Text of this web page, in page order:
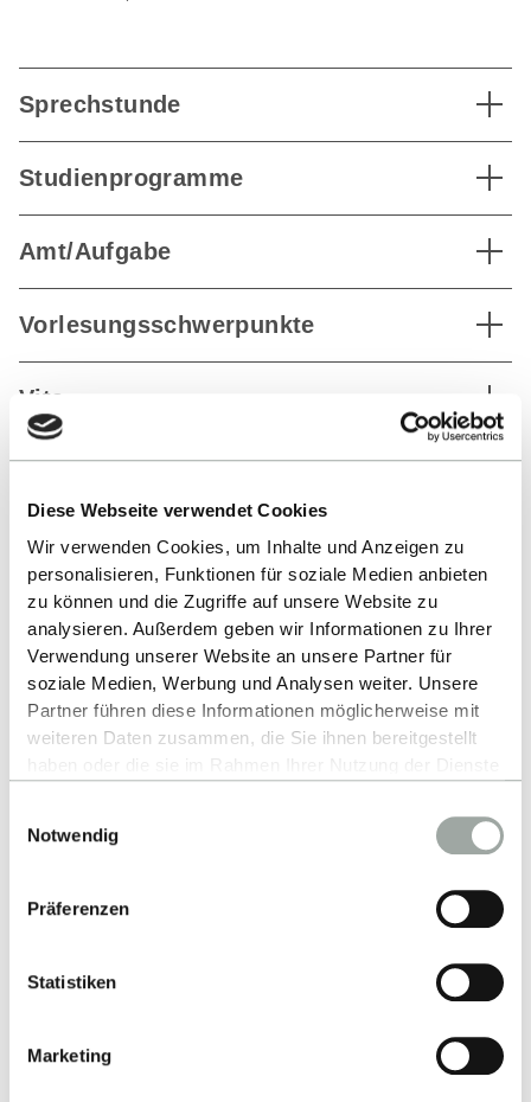
Diese Webseite verwendet Cookies
Wir verwenden Cookies, um Inhalte und Anzeigen zu
personalisieren, Funktionen für soziale Medien anbieten
zu können und die Zugriffe auf unsere Website zu
analysieren. Außerdem geben wir Informationen zu Ihrer
Verwendung unserer Website an unsere Partner für
soziale Medien, Werbung und Analysen weiter. Unsere
Partner führen diese Informationen möglicherweise mit
weiteren Daten zusammen, die Sie ihnen bereitgestellt
Alles zum Thema Cookies und personenbezogene
Datenverarbeitung entnehmen Sie unserer
Notwendig
Präferenzen
Statistiken
Marketing
Sprechstunde
Studienprogramme
Amt/Aufgabe
Vorlesungsschwerpunkte
Vita
Publikationen
ZURÜCK ZUR LISTE